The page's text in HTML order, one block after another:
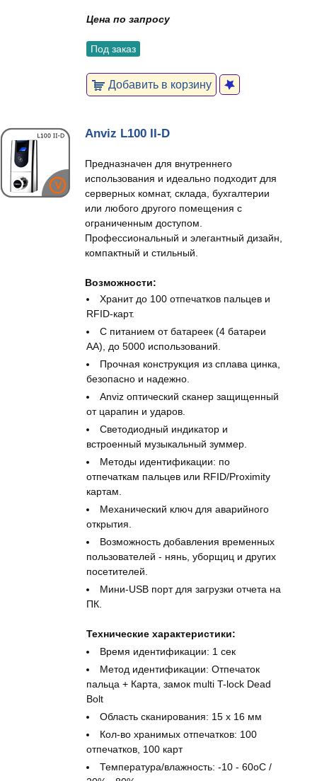
Цена по запросу
Под заказ
Добавить в корзину
Anviz L100 II-D
Предназначен для внутреннего
использования и идеально подходит для
серверных комнат, склада, бухгалтерии
или любого другого помещения с
ограниченным доступом.
Профессиональный и элегантный дизайн,
компактный и стильный.
Возможности:
Хранит до 100 отпечатков пальцев и
RFID-карт.
С питанием от батареек (4 батареи
АА), до 5000 использований.
Прочная конструкция из сплава цинка,
безопасно и надежно.
Anviz оптический сканер защищенный
от царапин и ударов.
Светодиодный индикатор и
встроенный музыкальный зуммер.
Методы идентификации: по
отпечаткам пальцев или RFID/Proximity
картам.
Механический ключ для аварийного
открытия.
Возможность добавления временных
пользователей - нянь, уборщиц и других
посетителей.
Мини-USB порт для загрузки отчета на
ПК.
Технические характеристики:
Время идентификации: 1 сек
Метод идентификации: Отпечаток
пальца + Карта, замок multi T-lock Dead
Bolt
Область сканирования: 15 x 16 мм
Кол-во хранимых отпечатков: 100
отпечатков, 100 карт
Температура/влажность: -10 - 60оС /